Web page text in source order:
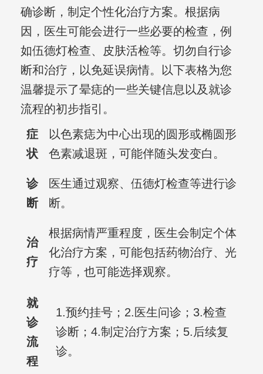
确诊断，制定个性化治疗方案。根据病
因，医生可能会进行一些必要的检查，例
如伍德灯检查、皮肤活检等。切勿自行诊
断和治疗，以免延误病情。以下表格为您
温馨提示了晕痣的一些关键信息以及就诊
流程的初步指引。
症
状
以色素痣为中心出现的圆形或椭圆形
色素减退斑，可能伴随头发变白。
诊
断
医生通过观察、伍德灯检查等进行诊
断。
治
疗
根据病情严重程度，医生会制定个体
化治疗方案，可能包括药物治疗、光
疗等，也可能选择观察。
就
诊
流
程
1.预约挂号；2.医生问诊；3.检查
诊断；4.制定治疗方案；5.后续复
诊。